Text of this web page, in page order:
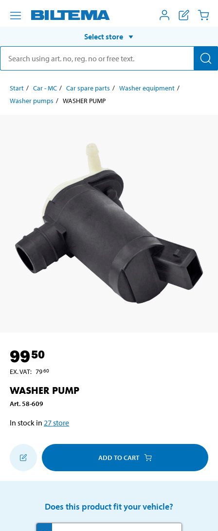
Select store
Start Car - MC Car spare parts
Washer equipment
Washer pumps
WASHER PUMP
9950
EX. VAT: 7960
WASHER PUMP
Art. 58-609
In stock in 27store
ADD TO CART
Does this product fit your vehicle?